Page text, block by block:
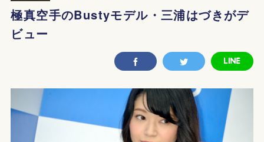
極真空手のBustyモデル・三浦はづきがデ
ビュー